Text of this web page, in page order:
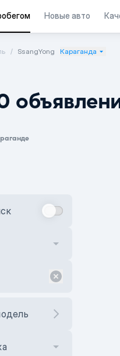
Новые авто
SsangYong Караганда